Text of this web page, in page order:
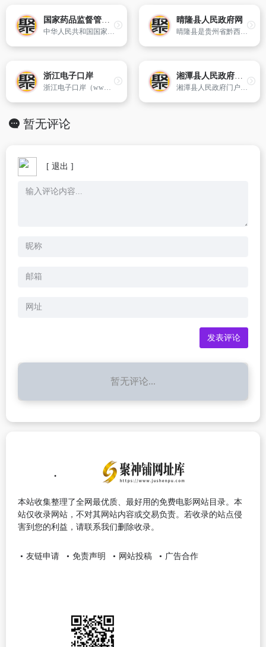
国家药品监督管理局
中华人民共和国国家药品监督管理局是国家市场监督管理总局管理的国家局,为副部级。国家药品监督管理局是根据党的十九届三中全会审议通过的《中共中央关于深化党和国家机构改革的决定》、《深化党和国家机构改革方案》和第十三届全国人民代表大会第一次会议批准的《国务院机构改革方案》设立。
晴隆县人民政府网
晴隆县是贵州省黔西南州下辖县,位于贵州省西南部、黔西南布依族苗族自治州东北角,地处云贵高原中段。县境东与关岭县隔江相望,北与水城、六枝特区划江为界,南连兴仁县,西接普安县,距省城贵阳市237多公里,距州府兴义市166公里。县境南北长69公里,东西宽33公里,全县总面积1327.3平方公里。
浙江电子口岸
浙江电子口岸（www.zjport.gov.cn）,浙江省内唯一的&#39;大通关&#39;公共信息和电子口岸业务操作平台,其主页包括IC卡预约,宁波港出口船期,企业通关状态查询,宁波港出口靠离泊信息等服务,外贸业务相关政务咨询,集海关,国检,国税等资讯为一体的平台。
湘潭县人民政府门户网站
湘潭县人民政府门户网站是县政府对外宣传、招商引资、发布政务信息提供公共服务的重要窗口。网站整合了湘潭县各个层面的信息,为企业、公众提供快捷高效的信息查询和办事服务。
暂无评论
[ 退出 ]
暂无评论...
本站收集整理了全网最优质、最好用的免费电影网站目录。本
站仅收录网站，不对其网站内容或交易负责。若收录的站点侵
害到您的利益，请联系我们删除收录。
友链申请 免责声明 网站投稿 广告合作